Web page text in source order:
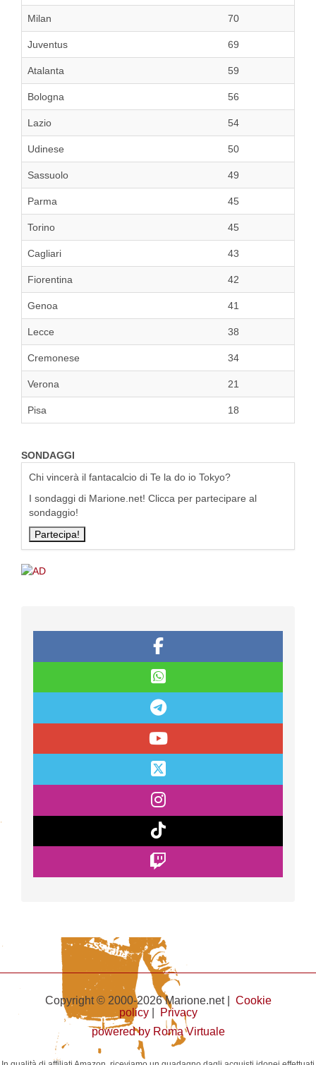
Milan 70
Juventus 69
Atalanta 59
Bologna 56
Lazio 54
Udinese 50
Sassuolo 49
Parma 45
Torino 45
Cagliari 43
Fiorentina 42
Genoa 41
Lecce 38
Cremonese 34
Verona 21
Pisa 18
SONDAGGI
Chi vincerà il fantacalcio di Te la do io Tokyo?
I sondaggi di Marione.net! Clicca per partecipare al
sondaggio!
Copyright © 2000-2026 Marione.net | Cookie
policy|
Privacy
powered by Roma Virtuale